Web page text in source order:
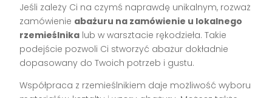
Jeśli zależy Ci na czymś naprawdę unikalnym, rozważ
zamówienie abażuru na zamówienie u lokalnego
rzemieślnika lub w warsztacie rękodzieła. Takie
podejście pozwoli Ci stworzyć abażur dokładnie
dopasowany do Twoich potrzeb i gustu.
Współpraca z rzemieślnikiem daje możliwość wyboru